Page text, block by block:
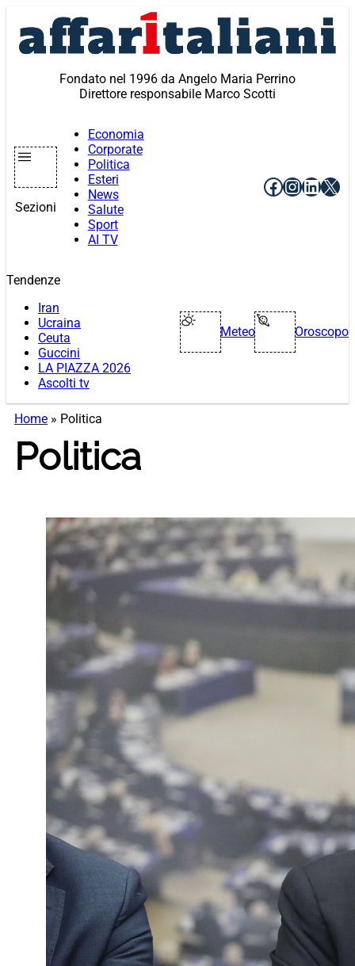
contenuto
Fondato nel 1996 da Angelo Maria Perrino
Direttore responsabile Marco Scotti
Sezioni
Economia
Corporate
Politica
Esteri
News
Salute
Sport
AI TV
Facebook
X
Tendenze
Iran
Ucraina
Ceuta
Guccini
LA PIAZZA 2026
Ascolti tv
Meteo Oroscopo
Home » Politica
Politica